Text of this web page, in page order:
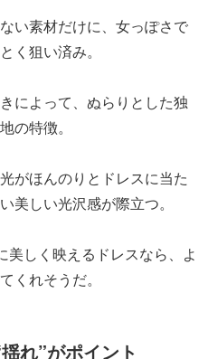
い素材だけに、女っぽさで
く狙い済み。
によって、ぬらりとした独
の特徴。
がほんのりとドレスに当た
美しい光沢感が際立つ。
美しく映えるドレスなら、よ
くれそうだ。
れ”がポイント